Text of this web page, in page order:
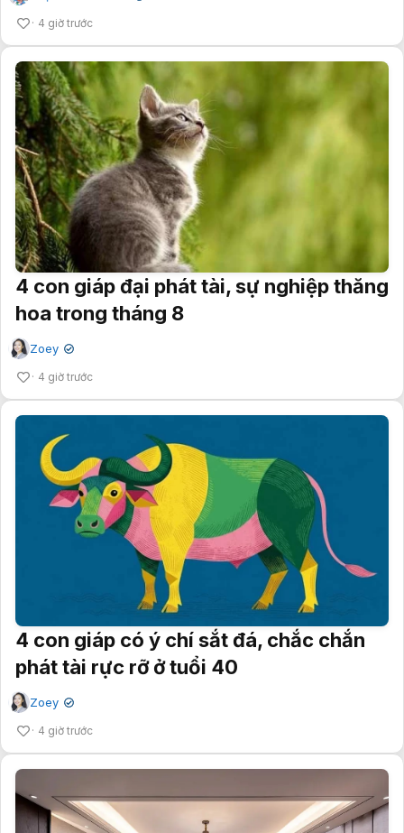
4 giờ trước
4 con giáp đại phát tài, sự nghiệp thăng
hoa trong tháng 8
Zoey ✔
4 giờ trước
4 con giáp có ý chí sắt đá, chắc chắn
phát tài rực rỡ ở tuổi 40
Zoey ✔
4 giờ trước